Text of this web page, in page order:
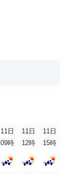
11日
09時
11日
12時
11日
15時